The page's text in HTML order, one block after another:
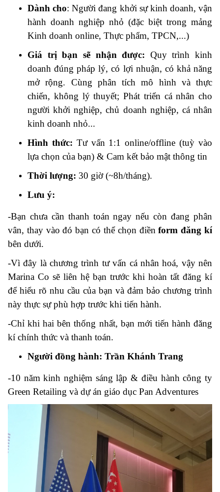
Dành cho: Người đang khởi sự kinh doanh, vận
hành doanh nghiệp nhỏ (đặc biệt trong mảng
Kinh doanh online, Thực phẩm, TPCN,...)
Giá trị bạn sẽ nhận được: Quy trình kinh
doanh đúng pháp lý, có lợi nhuận, có khả năng
mở rộng. Cùng phân tích mô hình và thực
chiến, không lý thuyết; Phát triển cá nhân cho
người khởi nghiệp, chủ doanh nghiệp, cá nhân
kinh doanh nhỏ...
Hình thức: Tư vấn 1:1 online/offline (tuỳ vào
lựa chọn của bạn) & Cam kết bảo mật thông tin
Thời lượng: 30 giờ (~8h/tháng).
Lưu ý:
-Bạn chưa cần thanh toán ngay nếu còn đang phân
vân, thay vào đó bạn có thể chọn điềnform đăng kí
bên dưới.
-Vì đây là chương trình tư vấn cá nhân hoá, vậy nên
Marina Co sẽ liên hệ bạn trước khi hoàn tất đăng kí
để hiểu rõ nhu cầu của bạn và đảm bảo chương trình
này thực sự phù hợp trước khi tiến hành.
-Chỉ khi hai bên thống nhất, bạn mới tiến hành đăng
kí chính thức và thanh toán.
Người đồng hành: Trần Khánh Trang
-10 năm kinh nghiệm sáng lập & điều hành công ty
Green Retailing và dự án giáo dục Pan Adventures